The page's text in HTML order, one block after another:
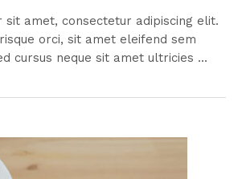
sit amet, consectetur adipiscing elit.
orci, sit amet eleifend sem
cursus neque sit amet ultricies ...